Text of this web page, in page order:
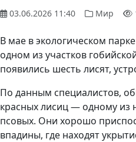
03.06.2026 11:40 Мир
В мае в экологическом
одном из участков
появились шесть лисят,
По данным специалистов,
красных лисиц — одному из
псовых. Они хорошо
впадины, где находят